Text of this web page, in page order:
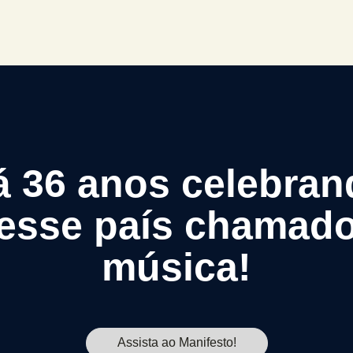
36 anos
país
música!
Assista ao Manifesto!